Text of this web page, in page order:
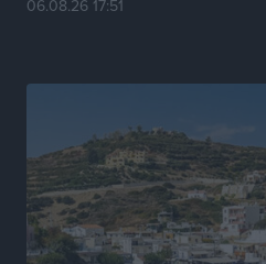
Αθλητικά• πριν 5 ώρες
Ιπποκράτης: Ανανέωσε η
Αθλητικά• πριν 5 ώρες
Η Μανίσα πήρε Buie και
Αθλητικά• πριν 5 ώρες
06.08.26 17:51